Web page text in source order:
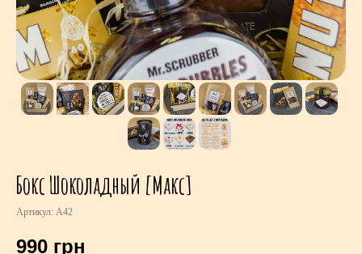
Бокс Шоколадный [Макс]
Артикул: A42
990 грн